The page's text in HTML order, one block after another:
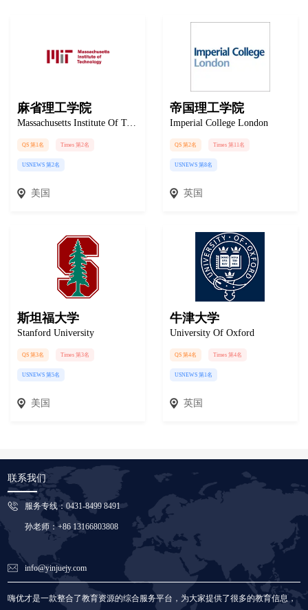
麻省理工学院
Massachusetts Institute Of Technology
QS 第1名 Times 第2名
USNEWS 第2名
美国
帝国理工学院
Imperial College London
QS 第2名 Times 第11名
USNEWS 第8名
英国
斯坦福大学
Stanford University
QS 第3名 Times 第3名
USNEWS 第5名
美国
牛津大学
University Of Oxford
QS 第4名 Times 第4名
USNEWS 第1名
英国
嗨优才是一款整合了教育资源的综合服务平台，为大家提供了很多的教育信息，
联系我们
服务专线：0431-8499 8491
孙老师：+86 13166803808
info@yinjuejy.com